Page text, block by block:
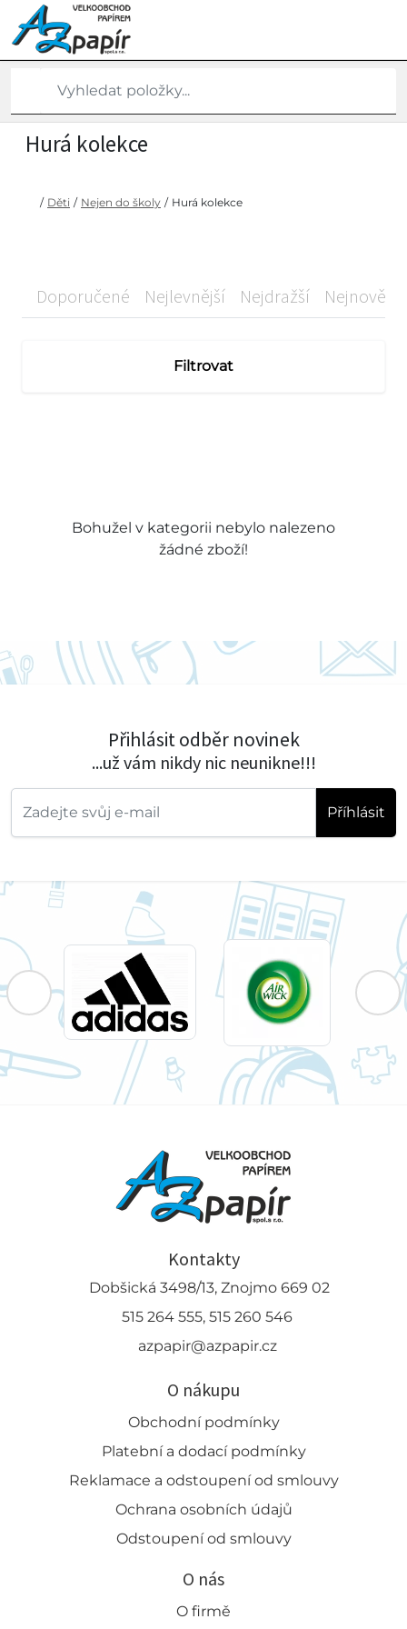
Hurá kolekce
/ Děti / Nejen do školy / Hurá kolekce
Doporučené Nejlevnější Nejdražší Nejnovější
Filtrovat
Bohužel v kategorii nebylo nalezeno
žádné zboží!
Přihlásit odběr novinek
...už vám nikdy nic neunikne!!!
Příhlásit
Kontakty
Dobšická 3498/13, Znojmo 669 02
515 264 555, 515 260 546
azpapir@azpapir.cz
O nákupu
Obchodní podmínky
Platební a dodací podmínky
Reklamace a odstoupení od smlouvy
Ochrana osobních údajů
Odstoupení od smlouvy
O nás
O firmě